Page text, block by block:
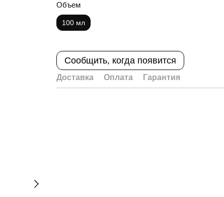
Объем
100 мл
Сообщить, когда появится
Доставка Оплата Гарантия